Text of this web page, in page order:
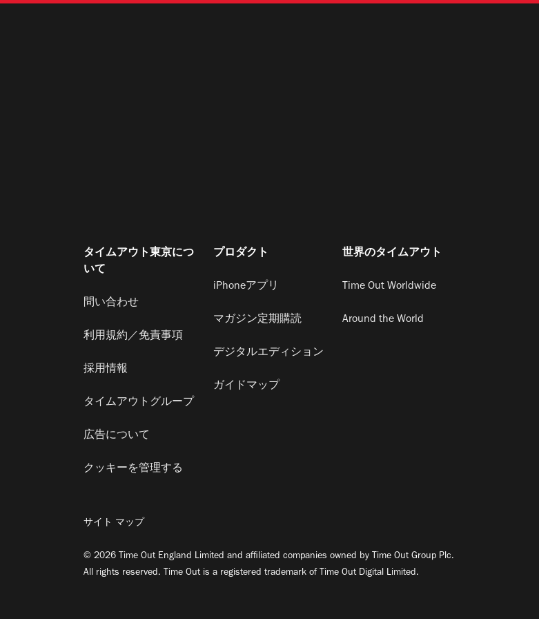
タイムアウト東京につ
いて
問い合わせ
利用規約／免責事項
採用情報
タイムアウトグループ
広告について
クッキーを管理する
プロダクト
iPhoneアプリ
マガジン定期購読
デジタルエディション
ガイドマップ
世界のタイムアウト
Time Out Worldwide
Around the World
サイト マップ
© 2026 Time Out England Limited and affiliated companies owned by Time Out Group Plc.
All rights reserved. Time Out is a registered trademark of Time Out Digital Limited.